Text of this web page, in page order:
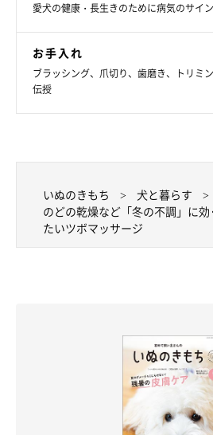
愛犬の健康・長生きのために病気のサイ
お手入れ
ブラッシング、爪切り、歯磨き、トリミ
伝授
いぬのきもち 犬と暮らす
のどの乾燥など「冬の不調」に
たいツボマッサージ